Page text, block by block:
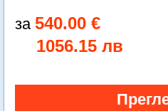
540.00 €
1056.15 лв